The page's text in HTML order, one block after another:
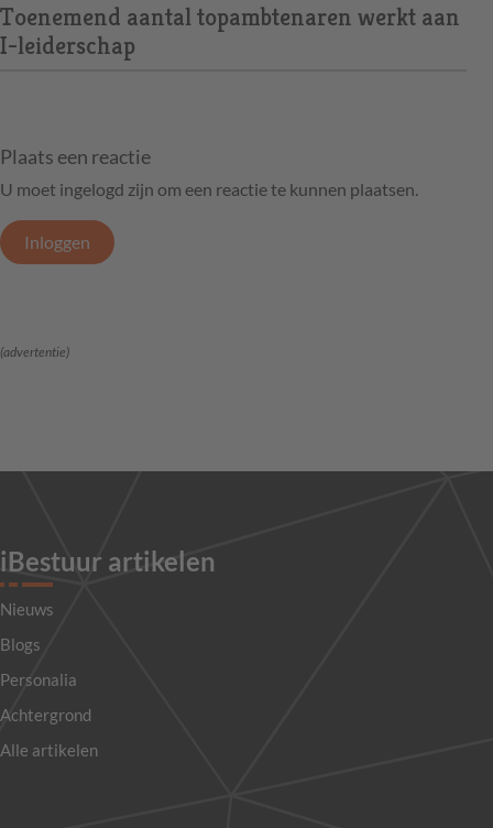
Toenemend aantal topambtenaren werkt aan
I-leiderschap
Plaats een reactie
U moet ingelogd zijn om een reactie te kunnen plaatsen.
Inloggen
(advertentie)
iBestuur artikelen
Nieuws
Blogs
Personalia
Achtergrond
Alle artikelen